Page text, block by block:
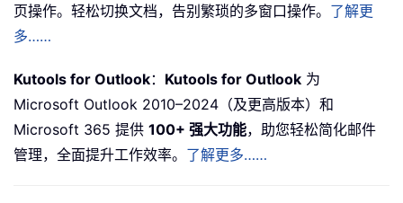
页操作。轻松切换文档，告别繁琐的多窗口操作。 了解更
多……
Kutools for Outlook： Kutools for Outlook 为
Microsoft Outlook 2010–2024（及更高版本）和
Microsoft 365 提供 100+ 强大功能，助您轻松简化邮件
管理，全面提升工作效率。 了解更多……